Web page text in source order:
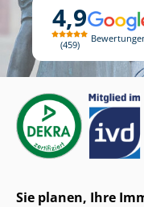
4,9
459
Sie planen, Ihre